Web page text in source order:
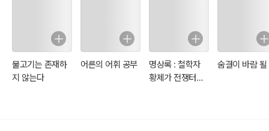
물고기는 존재하
지 않는다
어른의 어휘 공부
명상록 : 철학자
황제가 전쟁터에
숨결이 바람 될